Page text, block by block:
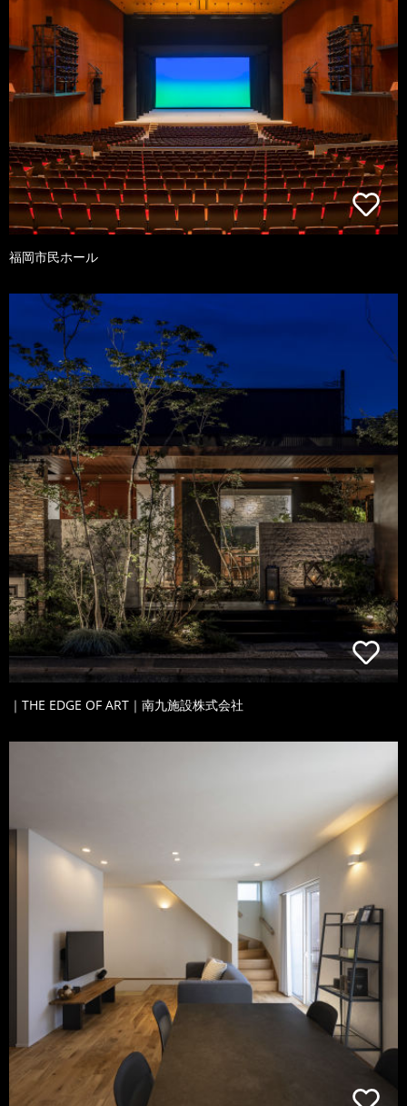
福岡市民ホール
｜THE EDGE OF ART｜南九施設株式会社